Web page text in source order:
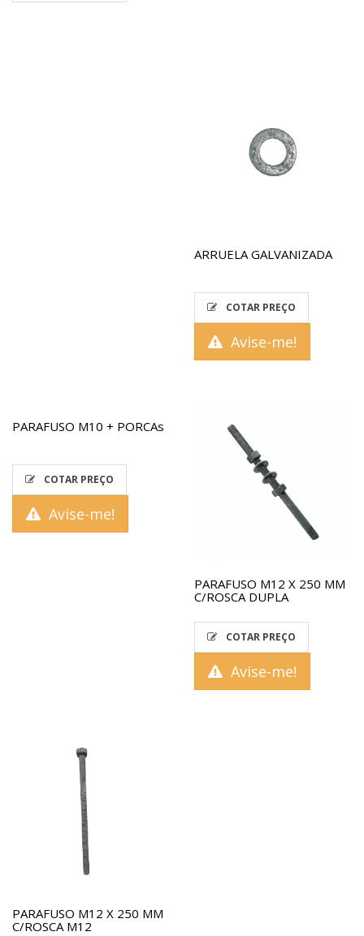
ARRUELA GALVANIZADA
COTAR PREÇO
Avise-me!
PARAFUSO M10 + PORCAs
COTAR PREÇO
Avise-me!
PARAFUSO M12 X 250 MM
C/ROSCA DUPLA
COTAR PREÇO
Avise-me!
PARAFUSO M12 X 250 MM
C/ROSCA M12